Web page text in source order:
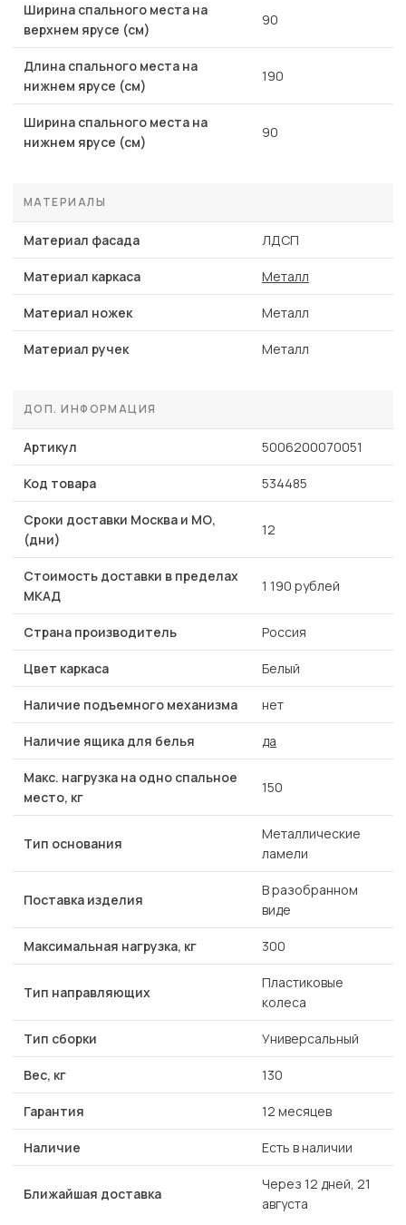
Ширина спального места на
верхнем ярусе (см)
90
Длина спального места на
нижнем ярусе (см)
190
Ширина спального места на
нижнем ярусе (см)
90
МАТЕРИАЛЫ
Материал фасада ЛДСП
Материал каркаса Металл
Материал ножек Металл
Материал ручек Металл
ДОП. ИНФОРМАЦИЯ
Артикул 5006200070051
Код товара 534485
Сроки доставки Москва и МО,
(дни)
12
Стоимость доставки в пределах
МКАД
1 190 рублей
Страна производитель Россия
Цвет каркаса Белый
Наличие подъемного механизма нет
Наличие ящика для белья да
Макс. нагрузка на одно спальное
место, кг
150
Тип основания
Металлические
ламели
Поставка изделия
В разобранном
виде
Максимальная нагрузка, кг 300
Тип направляющих
Пластиковые
колеса
Тип сборки Универсальный
Вес, кг 130
Гарантия 12 месяцев
Наличие Есть в наличии
Ближайшая доставка
Через 12 дней, 21
августа